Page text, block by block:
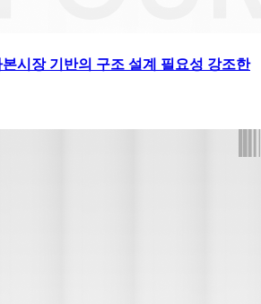
시장 기반의 구조 설계 필요성 강조한